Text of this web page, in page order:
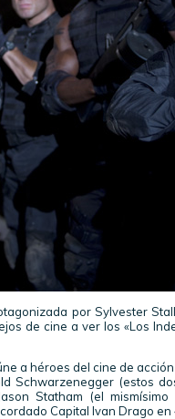
por Sylvester
de cine a ver los «Los
a héroes del cine de acción
Schwarzenegger (estos
Statham (el
Capital Ivan Drago en